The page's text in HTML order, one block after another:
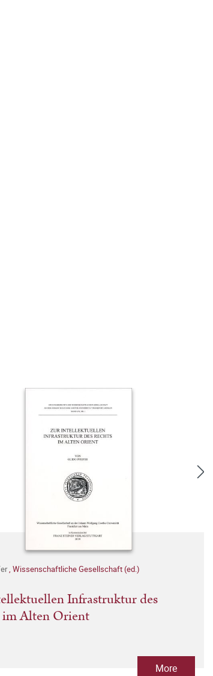
, Wissenschaftliche Gesellschaft (ed.)
Infrastruktur des
im Alten Orient
More